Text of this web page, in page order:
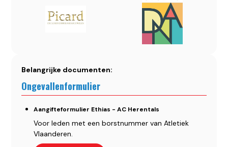
Belangrijke documenten:
Ongevallenformulier
Aangifteformulier Ethias - AC Herentals
Voor leden met een borstnummer van Atletiek
Vlaanderen.